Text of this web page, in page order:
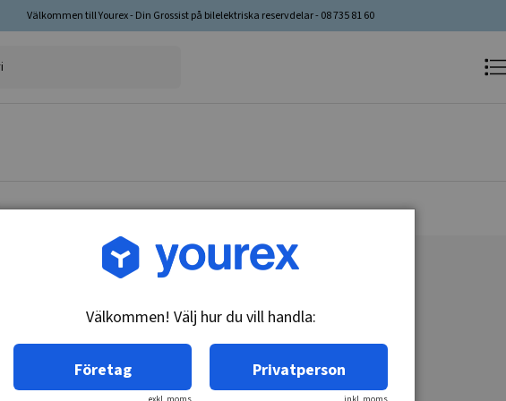
Välkommen till Yourex - Din Grossist på bilelektriska reservdelar - 08 735 81 60
Artikelnr: 44-102-2852
Välkommen! Välj hur du vill handla:
Företag Privatperson